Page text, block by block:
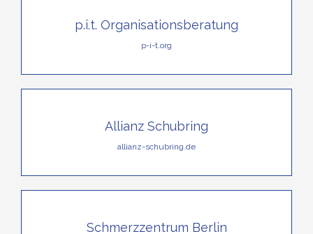
p.i.t. Organisationsberatung
p-i-t.org
Allianz Schubring
allianz-schubring.de
Schmerzzentrum Berlin